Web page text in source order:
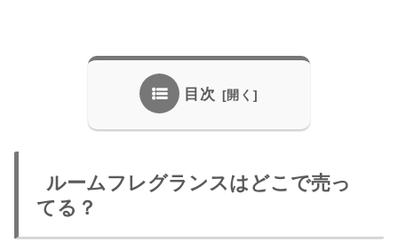
目次
ルームフレグランスはどこで売っ
てる？